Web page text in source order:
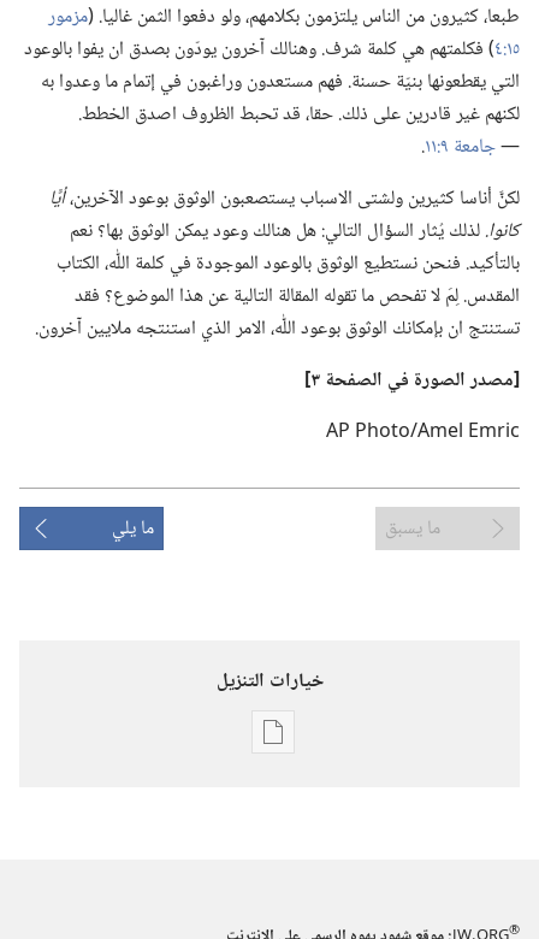
طبعا،‏ كثيرون من الناس يلتزمون بكلامهم،‏ ولو دفعوا الثمن غاليا.‏ (‏مزمور
١٥:‏٤ ‏)‏ فكلمتهم هي كلمة شرف.‏ وهنالك آخرون يودّون بصدق ان يفوا بالوعود
التي يقطعونها بنيّة حسنة.‏ فهم مستعدون وراغبون في إتمام ما وعدوا به
لكنهم غير قادرين على ذلك.‏ حقا،‏ قد تحبط الظروف اصدق الخطط.‏
—‏جامعة ٩:‏١١
‏.‏
لكنَّ أناسا كثيرين ولشتى الاسباب يستصعبون الوثوق بوعود الآخرين،‏أيًّا
كانوا.‏لذلك يُثار السؤال التالي:‏ هل هنالك وعود يمكن الوثوق بها؟‏ نعم
بالتأكيد.‏ فنحن نستطيع الوثوق بالوعود الموجودة في كلمة اللّٰه،‏ الكتاب
المقدس.‏ لِمَ لا تفحص ما تقوله المقالة التالية عن هذا الموضوع؟‏ فقد
تستنتج ان بإمكانك الوثوق بوعود اللّٰه،‏ الامر الذي استنتجه ملايين آخرون.‏
‏[مصدر الصورة في الصفحة ٣]‏
ما يسبق ما يلي
خيارات التنزيل
خيارات
®